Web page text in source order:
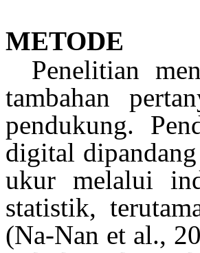
METODE
Penelitian
tambahan
pendukung.
digital dipandang
ukur melalui
statistik,
(Na-Nan et al.,